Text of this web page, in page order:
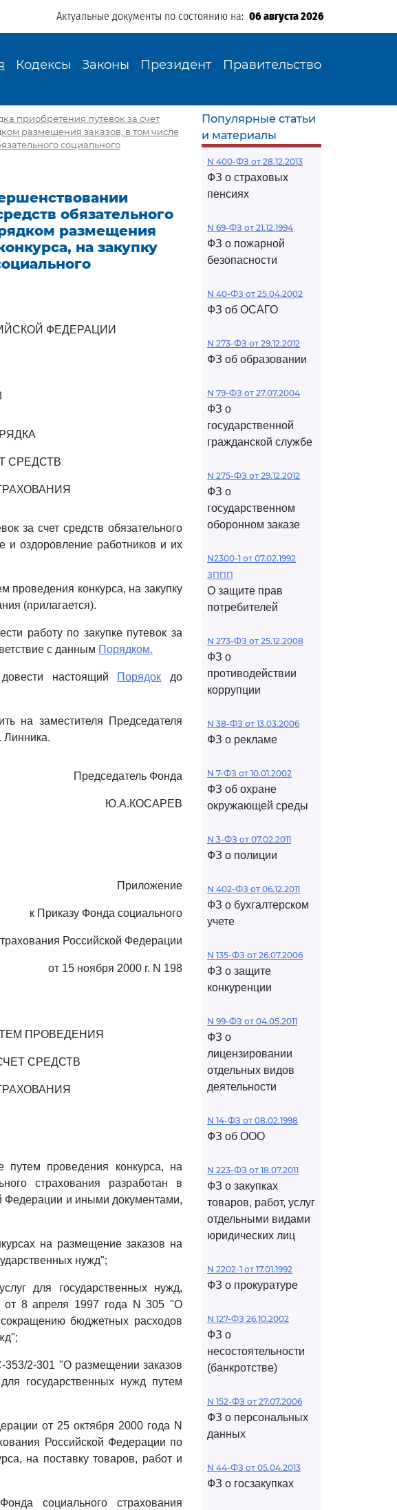
Актуальные документы по состоянию на: 06 августа 2026
Кодексы Законы Президент Правительство
приобретения путевок за счет
размещения заказов, в том числе
социального
обязательного
размещения
на закупку
ФЕДЕРАЦИИ
СРЕДСТВ
за счет средств обязательного
и оздоровление работников и их
проведения конкурса, на закупку
(прилагается).
работу по закупке путевок за
с данным Порядком.
настоящий Порядок до
на заместителя Председателя
Линника.
Председатель Фонда
Ю.А.КОСАРЕВ
Приложение
к Приказу Фонда социального
Российской Федерации
от 15 ноября 2000 г. N 198
ПРОВЕДЕНИЯ
СРЕДСТВ
проведения конкурса, на
страхования разработан в
Федерации и иными документами,
на размещение заказов на
нужд";
для государственных нужд,
от 8 апреля 1997 года N 305 "О
бюджетных расходов
2-301 "О размещении заказов
государственных нужд путем
от 25 октября 2000 года N
Российской Федерации по
на поставку товаров, работ и
социального страхования
Популярные статьи
и материалы
N 400-ФЗ от 28.12.2013
ФЗ о страховых
пенсиях
N 69-ФЗ от 21.12.1994
ФЗ о пожарной
безопасности
N 40-ФЗ от 25.04.2002
ФЗ об ОСАГО
N 273-ФЗ от 29.12.2012
ФЗ об образовании
N 79-ФЗ от 27.07.2004
ФЗ о
государственной
гражданской службе
N 275-ФЗ от 29.12.2012
ФЗ о
государственном
оборонном заказе
N2300-1 от 07.02.1992
ЗППП
О защите прав
потребителей
N 273-ФЗ от 25.12.2008
ФЗ о
противодействии
коррупции
N 38-ФЗ от 13.03.2006
ФЗ о рекламе
N 7-ФЗ от 10.01.2002
ФЗ об охране
окружающей среды
N 3-ФЗ от 07.02.2011
ФЗ о полиции
N 402-ФЗ от 06.12.2011
ФЗ о бухгалтерском
учете
N 135-ФЗ от 26.07.2006
ФЗ о защите
конкуренции
N 99-ФЗ от 04.05.2011
ФЗ о
лицензировании
отдельных видов
деятельности
N 14-ФЗ от 08.02.1998
ФЗ об ООО
N 223-ФЗ от 18.07.2011
ФЗ о закупках
товаров, работ, услуг
отдельными видами
юридических лиц
N 2202-1 от 17.01.1992
ФЗ о прокуратуре
N 127-ФЗ 26.10.2002
ФЗ о
несостоятельности
(банкротстве)
N 152-ФЗ от 27.07.2006
ФЗ о персональных
данных
N 44-ФЗ от 05.04.2013
ФЗ о госзакупках